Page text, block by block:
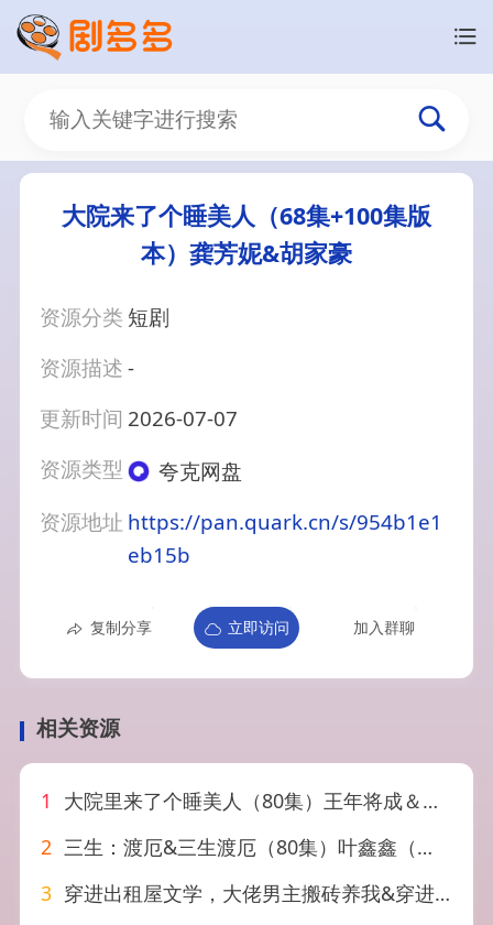
大院来了个睡美人（68集+100集版
本）龚芳妮&胡家豪
资源分类 短剧
资源描述-
更新时间 2026-07-07
资源类型
夸克网盘
资源地址 https://pan.quark.cn/s/954b1e1
eb15b
复制分享 立即访问 加入群聊
相关资源
1
大院里来了个睡美人（80集）王年将成＆彭瑶
2 三生：渡厄&三生渡厄（80集）叶鑫鑫（六金yE）&王凯沐&胡家豪&卢奂瑜
3 穿进出租屋文学，大佬男主搬砖养我&穿进出租屋文学大佬男主搬砖养我（70集）胡家豪&吴易霏（1080P）